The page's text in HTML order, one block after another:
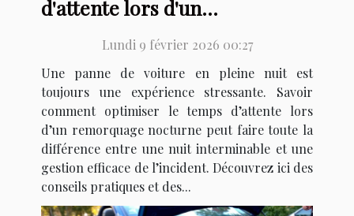
d'attente lors d'un
Lundi 9 février 2026 00:27
Une panne de voiture en pleine nuit est
toujours une expérience stressante. Savoir
comment optimiser le temps d’attente lors
d’un remorquage nocturne peut faire toute la
différence entre une nuit interminable et une
gestion efficace de l’incident. Découvrez ici des
conseils pratiques et des...